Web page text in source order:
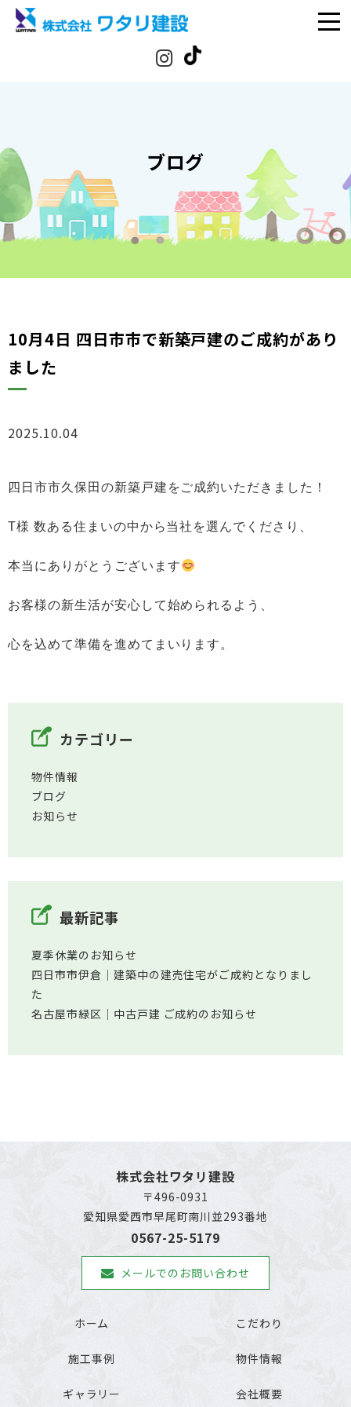
ブログ
10月4日 四日市市で新築戸建のご成約があり
ました
2025.10.04
四日市市久保田の新築戸建をご成約いただきました！
T様 数ある住まいの中から当社を選んでくださり、
本当にありがとうございます
お客様の新生活が安心して始められるよう、
心を込めて準備を進めてまいります。
カテゴリー
物件情報
ブログ
お知らせ
最新記事
夏季休業のお知らせ
四日市市伊倉│建築中の建売住宅がご成約となりまし
た
名古屋市緑区│中古戸建 ご成約のお知らせ
株式会社ワタリ建設
〒496-0931
愛知県愛西市早尾町南川並293番地
0567-25-5179
メールでのお問い合わせ
ホーム こだわり
施工事例 物件情報
ギャラリー 会社概要